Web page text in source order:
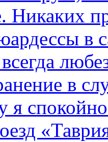
Никаких
в
в
я